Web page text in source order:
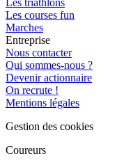
Les courses fun
Marches
Entreprise
Nous contacter
Qui sommes-nous ?
Devenir actionnaire
On recrute !
Mentions légales
Gestion des cookies
Coureurs